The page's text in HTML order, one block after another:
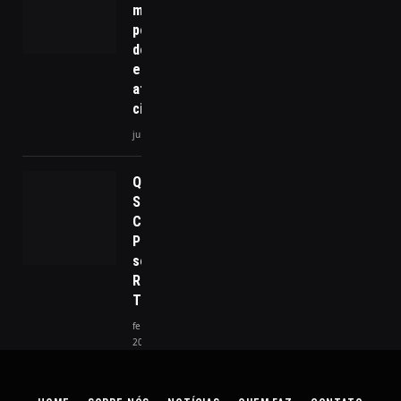
muda com a nova
política pública de
desburocratização
e como ela pode
afetar empresas e
cidadãos
julho 6, 2026
QR Code
Seguro:
Como
Proteger-
se dos
Riscos da
Tecnologia
fevereiro 28,
2025